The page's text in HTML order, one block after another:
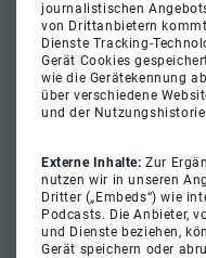
journalistischen
von Drittanbietern
Dienste Tracking-
Gerät Cookies
wie die Gerätekennung
über verschiedene
und der
Externe Inhalte:Zur
nutzen wir in unseren
Dritter („Embeds“) wie
Podcasts. Die Anbieter,
und Dienste beziehen,
Gerät speichern oder